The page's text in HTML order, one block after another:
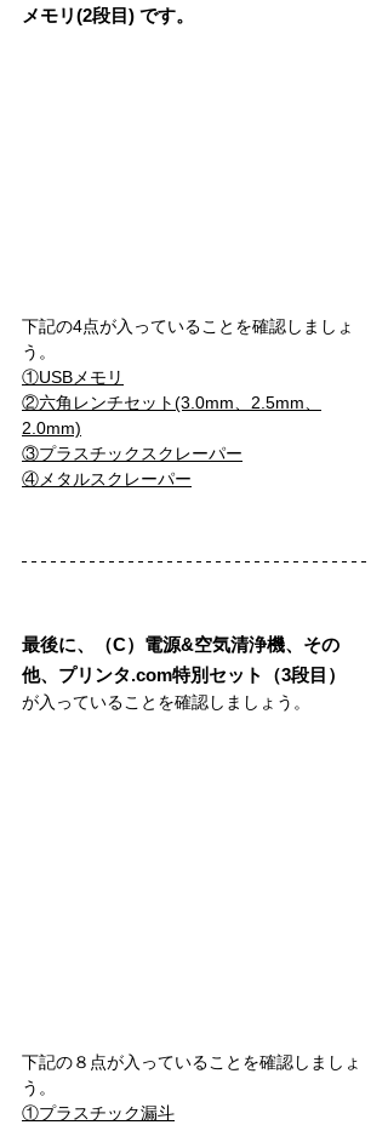
メモリ(2段目) です。
下記の4点が入っていることを確認しましょ
う。
①USBメモリ
②六角レンチセット(3.0mm、2.5mm、
2.0mm)
③プラスチックスクレーパー
④メタルスクレーパー
最後に、（C）電源&空気清浄機、その
他、プリンタ.com特別セット（3段目）
が入っていることを確認しましょう。
下記の８点が入っていることを確認しましょ
う。
①プラスチック漏斗